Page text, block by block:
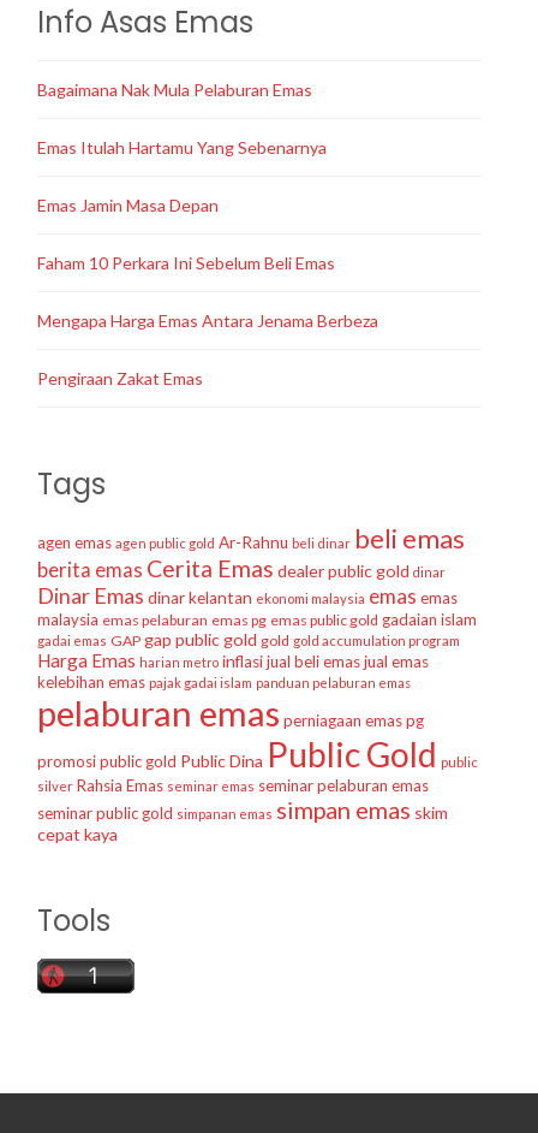
Info Asas Emas
Bagaimana Nak Mula Pelaburan Emas
Emas Itulah Hartamu Yang Sebenarnya
Emas Jamin Masa Depan
Faham 10 Perkara Ini Sebelum Beli Emas
Mengapa Harga Emas Antara Jenama Berbeza
Pengiraan Zakat Emas
Tags
agen emas agen public gold Ar-Rahnu beli dinar beli emas
berita emas Cerita Emas dealer public gold dinar
Dinar Emas dinar kelantan ekonomi malaysia emas emas
malaysia emas pelaburan emas pg emas public gold gadaian islam
gadai emas GAP gap public gold gold gold accumulation program
Harga Emas harian metro inflasijual beli emasjual emas
kelebihan emas pajak gadai islam panduan pelaburan emas
pelaburan emas perniagaan emaspg
promosi public gold Public Dina Public Gold public
silver Rahsia Emas seminar emas seminar pelaburan emas
seminar public gold simpanan emas simpan emas skim
cepat kaya
Tools